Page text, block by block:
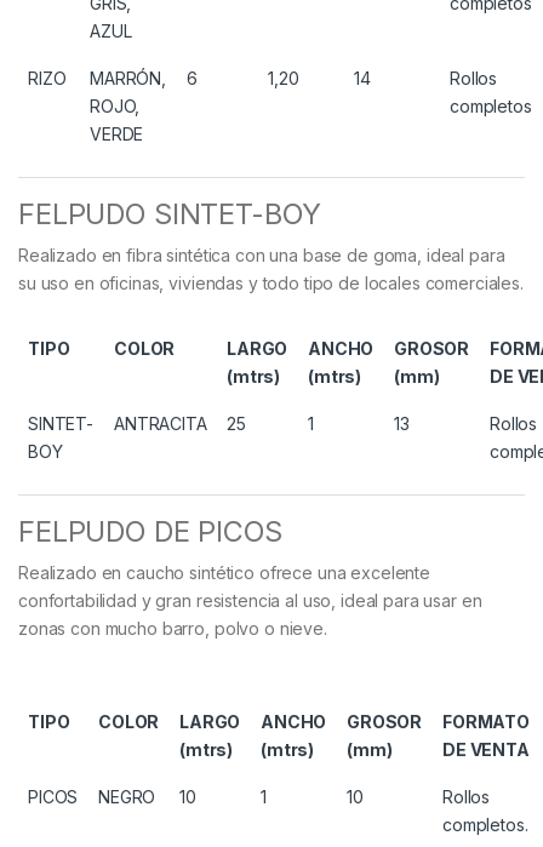
AZUL
RIZO
MARRÓN,
ROJO,
VERDE
6 1,20 14
Rollos
completos
FELPUDO SINTET-BOY
Realizado en fibra sintética con una base de goma, ideal para
su uso en oficinas, viviendas y todo tipo de locales comerciales.
TIPO COLOR
LARGO
(mtrs)
ANCHO
(mtrs)
GROSOR
(mm)
DE
SINTET-
BOY
ANTRACITA 25 1 13
Rollos
FELPUDO DE PICOS
Realizado en caucho sintético ofrece una excelente
confortabilidad y gran resistencia al uso, ideal para usar en
zonas con mucho barro, polvo o nieve.
TIPO COLOR
LARGO
(mtrs)
ANCHO
(mtrs)
GROSOR
(mm)
FORMATO
DE VENTA
PICOS NEGRO 10 1 10
Rollos
completos.